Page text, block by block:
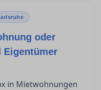
oder
Eigentümer
in Mietwohnungen